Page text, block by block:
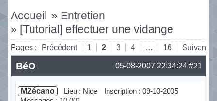
Accueil » Entretien
» [Tutorial] effectuer une vidange
Pages : Précédent 1 2 3 4 … 16 Suivant
#21
05-08-2007 22:34:24
BéO
MZécano Lieu : Nice
Inscription : 09-10-2005